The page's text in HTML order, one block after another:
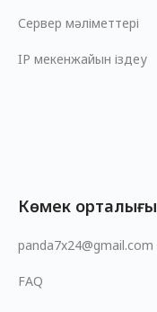
Сервер мәліметтері
IP мекенжайын іздеу
Көмек орталығы
panda7x24@gmail.com
FAQ